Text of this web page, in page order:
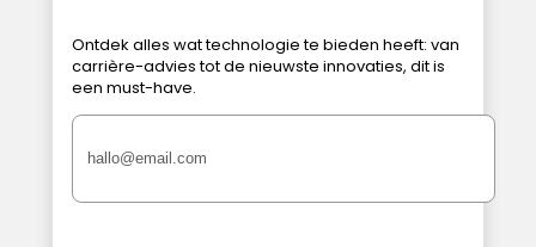
Ontdek alles wat technologie te bieden heeft: van
carrière-advies tot de nieuwste innovaties, dit is
een must-have.